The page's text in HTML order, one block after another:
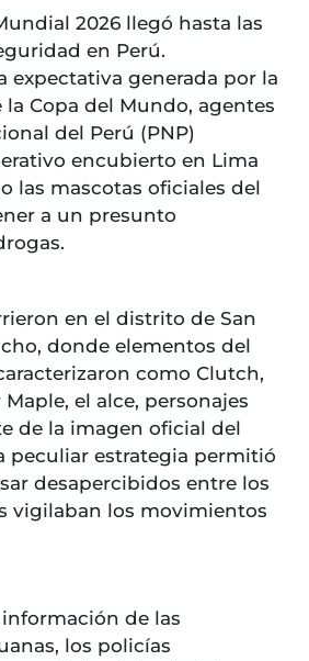
2026 llegó hasta las
en Perú.
expectativa generada por la
Copa del Mundo, agentes
del Perú (PNP)
encubierto en Lima
las mascotas oficiales del
a un presunto
en el distrito de San
donde elementos del
como Clutch,
el alce, personajes
de la imagen oficial del
peculiar estrategia permitió
desapercibidos entre los
vigilaban los movimientos
de las
los policías